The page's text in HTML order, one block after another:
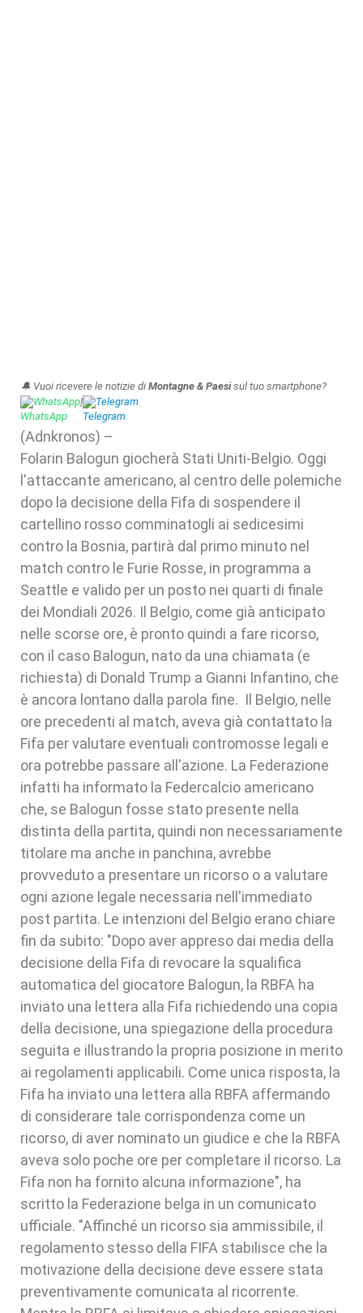
🔔 Vuoi ricevere le notizie di Montagne & Paesisul tuo smartphone?
WhatsApp| Telegram
(Adnkronos) –
Folarin Balogun giocherà Stati Uniti-Belgio. Oggi
l'attaccante americano, al centro delle polemiche
dopo la decisione della Fifa di sospendere il
cartellino rosso comminatogli ai sedicesimi
contro la Bosnia, partirà dal primo minuto nel
match contro le Furie Rosse, in programma a
Seattle e valido per un posto nei quarti di finale
dei Mondiali 2026. Il Belgio, come già anticipato
nelle scorse ore, è pronto quindi a fare ricorso,
con il caso Balogun, nato da una chiamata (e
richiesta) di Donald Trump a Gianni Infantino, che
è ancora lontano dalla parola fine. Il Belgio, nelle
ore precedenti al match, aveva già contattato la
Fifa per valutare eventuali contromosse legali e
ora potrebbe passare all'azione. La Federazione
infatti ha informato la Federcalcio americano
che, se Balogun fosse stato presente nella
distinta della partita, quindi non necessariamente
titolare ma anche in panchina, avrebbe
provveduto a presentare un ricorso o a valutare
ogni azione legale necessaria nell'immediato
post partita. Le intenzioni del Belgio erano chiare
fin da subito: "Dopo aver appreso dai media della
decisione della Fifa di revocare la squalifica
automatica del giocatore Balogun, la RBFA ha
inviato una lettera alla Fifa richiedendo una copia
della decisione, una spiegazione della procedura
seguita e illustrando la propria posizione in merito
ai regolamenti applicabili. Come unica risposta, la
Fifa ha inviato una lettera alla RBFA affermando
di considerare tale corrispondenza come un
ricorso, di aver nominato un giudice e che la RBFA
aveva solo poche ore per completare il ricorso. La
Fifa non ha fornito alcuna informazione", ha
scritto la Federazione belga in un comunicato
ufficiale. "Affinché un ricorso sia ammissibile, il
regolamento stesso della FIFA stabilisce che la
motivazione della decisione deve essere stata
preventivamente comunicata al ricorrente.